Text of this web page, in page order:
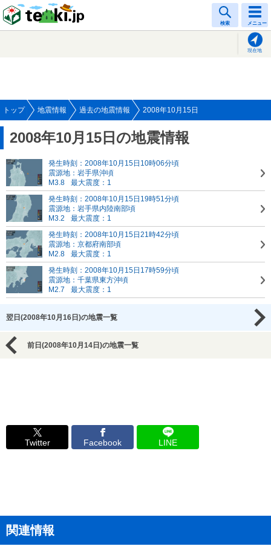
検索 メニュー
現在地
トップ 地震情報 過去の地震情報 2008年10月15日
2008年10月15日の地震情報
発生時刻：2008年10月15日10時06分頃
震源地：岩手県沖頃
M3.8
最大震度：1
発生時刻：2008年10月15日19時51分頃
震源地：岩手県内陸南部頃
M3.2
最大震度：1
発生時刻：2008年10月15日21時42分頃
震源地：京都府南部頃
M2.8
最大震度：1
発生時刻：2008年10月15日17時59分頃
震源地：千葉県東方沖頃
M2.7
最大震度：1
翌日(2008年10月16日)の地震一覧
前日(2008年10月14日)の地震一覧
Twitter Facebook LINE
関連情報